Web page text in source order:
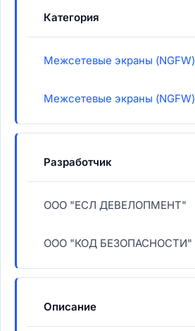
Категория
Межсетевые экраны (NGFW)
Межсетевые экраны (NGFW)
Разработчик
ООО "ЕСЛ ДЕВЕЛОПМЕНТ"
ООО "КОД БЕЗОПАСНОСТИ"
Описание